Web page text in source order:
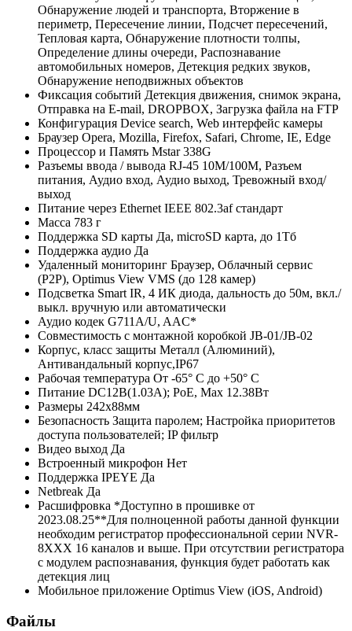
Обнаружение людей и транспорта, Вторжение в
периметр, Пересечение линии, Подсчет пересечений,
Тепловая карта, Обнаружение плотности толпы,
Определение длины очереди, Распознавание
автомобильных номеров, Детекция редких звуков,
Обнаружение неподвижных объектов
Фиксация событий Детекция движения, снимок экрана,
Отправка на E-mail, DROPBOX, Загрузка файла на FTP
Конфигурация Device search, Web интерфейс камеры
Браузер Opera, Mozilla, Firefox, Safari, Chrome, IE, Edge
Процессор и Память Mstar 338G
Разъемы ввода / вывода RJ-45 10M/100M, Разъем
питания, Аудио вход, Аудио выход, Тревожный вход/
выход
Питание через Ethernet IEEE 802.3af стандарт
Масса 783 г
Поддержка SD карты Да, microSD карта, до 1Тб
Поддержка аудио Да
Удаленный мониторинг Браузер, Облачный сервис
(P2P), Optimus View VMS (до 128 камер)
Подсветка Smart IR, 4 ИК диода, дальность до 50м, вкл./
выкл. вручную или автоматически
Аудио кодек G711A/U, AAC*
Совместимость с монтажной коробкой JB-01/JB-02
Корпус, класс защиты Металл (Алюминий),
Антивандальный корпус,IР67
Рабочая температура От -65° С до +50° С
Питание DC12В(1.03А); РоЕ, Мах 12.38Вт
Размеры 242х88мм
Безопасность Защита паролем; Настройка приоритетов
доступа пользователей; IP фильтр
Видео выход Да
Встроенный микрофон Нет
Поддержка IPEYE Да
Netbreak Да
Расшифровка *Доступно в прошивке от
2023.08.25**Для полноценной работы данной функции
необходим регистратор профессиональной серии NVR-
8XXX 16 каналов и выше. При отсутствии регистратора
с модулем распознавания, функция будет работать как
детекция лиц
Мобильное приложение Optimus View (iOS, Android)
Файлы